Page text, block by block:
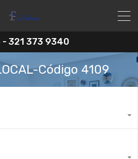
321 373 9340
Código 4109